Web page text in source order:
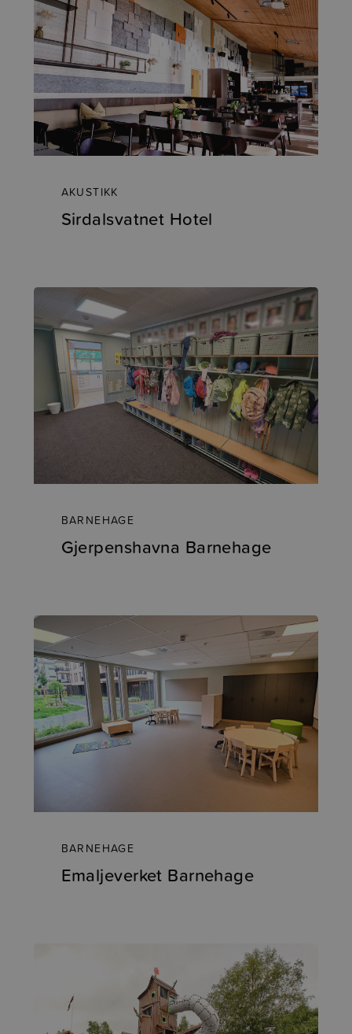
AKUSTIKK
Sirdalsvatnet Hotel
BARNEHAGE
Gjerpenshavna Barnehage
BARNEHAGE
Emaljeverket Barnehage